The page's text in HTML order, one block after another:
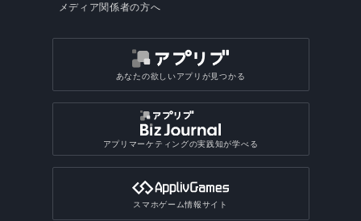
メディア関係者の方へ
あなたの欲しいアプリが見つかる
アプリマーケティングの実践知が学べる
スマホゲーム情報サイト